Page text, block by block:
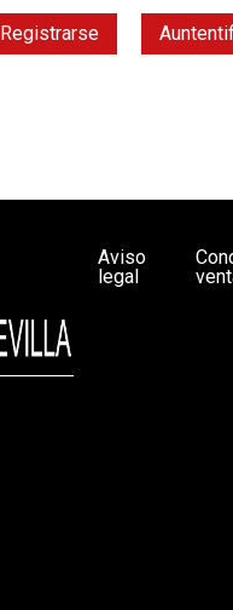
Registrarse
Aviso
legal